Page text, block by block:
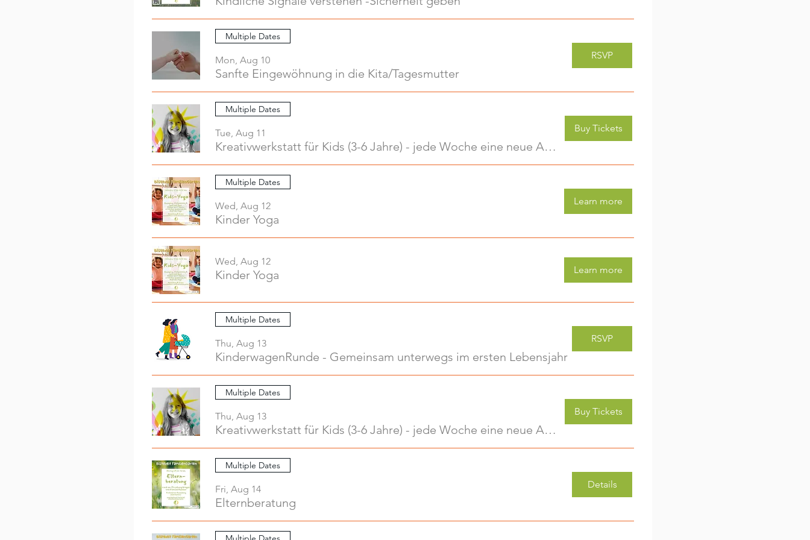
Multiple Dates
Mon, Aug 10
Sanfte Eingewöhnung in die Kita/Tagesmutter
RSVP
Multiple Dates
Tue, Aug 11
Kreativwerkstatt für Kids (3-6 Jahre) - jede Woche eine neue Aktivität (2)
Buy Tickets
Multiple Dates
Wed, Aug 12
Kinder Yoga
Learn more
Wed, Aug 12
Kinder Yoga Learn more
Multiple Dates
Thu, Aug 13
KinderwagenRunde - Gemeinsam unterwegs im ersten Lebensjahr
RSVP
Multiple Dates
Thu, Aug 13
Kreativwerkstatt für Kids (3-6 Jahre) - jede Woche eine neue Aktivität (2)
Buy Tickets
Multiple Dates
Fri, Aug 14
Elternberatung
Details